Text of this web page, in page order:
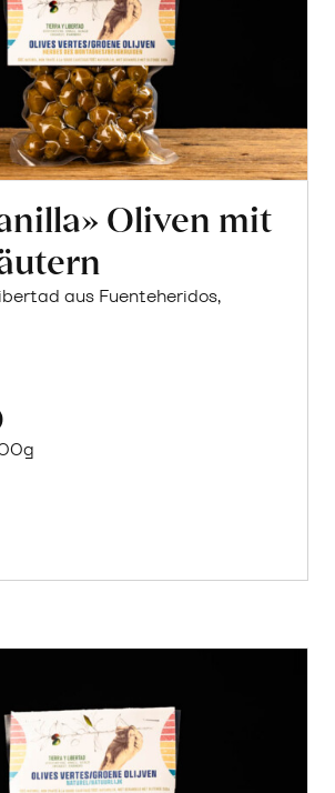
Oliven mit
aus Fuenteheridos,